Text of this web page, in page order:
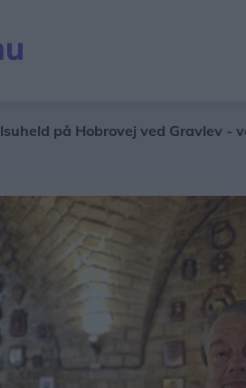
Hobrovej ved Gravlev - vej